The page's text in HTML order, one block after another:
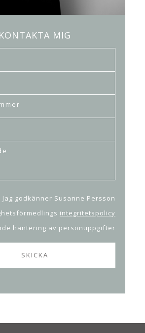
KONTAKTA MIG
Jag godkänner Susanne Persson
integritetspolicy
hantering av personuppgifter